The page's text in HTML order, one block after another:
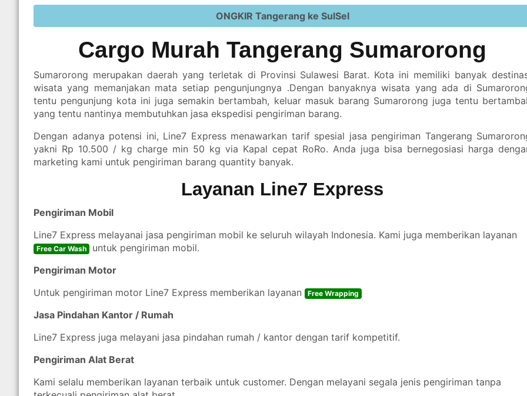
ONGKIR Tangerang ke SulSel
Cargo Murah Tangerang Sumarorong
Sumarorong merupakan daerah yang terletak di Provinsi Sulawesi Barat. Kota ini memiliki banyak
wisata yang memanjakan mata setiap pengunjungnya .Dengan banyaknya wisata yang ada di
tentu pengunjung kota ini juga semakin bertambah, keluar masuk barang Sumarorong juga tentu
yang tentu nantinya membutuhkan jasa ekspedisi pengiriman barang.
Dengan adanya potensi ini, Line7 Express menawarkan tarif spesial jasa pengiriman Tangerang
yakni Rp 10.500 / kg charge min 50 kg via Kapal cepat RoRo. Anda juga bisa bernegosiasi harga
marketing kami untuk pengiriman barang quantity banyak.
Layanan Line7 Express
Pengiriman Mobil
Line7 Express melayanai jasa pengiriman mobil ke seluruh wilayah Indonesia. Kami juga memberikan layanan
Free Car Wash untuk pengiriman mobil.
Pengiriman Motor
Untuk pengiriman motor Line7 Express memberikan layanan
Free Wrapping
Jasa Pindahan Kantor / Rumah
Line7 Express juga melayani jasa pindahan rumah / kantor dengan tarif kompetitif.
Pengiriman Alat Berat
Kami selalu memberikan layanan terbaik untuk customer. Dengan melayani segala jenis pengiriman tanpa